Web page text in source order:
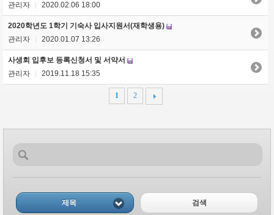
관리자
2020.02.06 18:00
2020학년도 1학기 기숙사 입사지원서(재학생용)
관리자
2020.01.07 13:26
사생회 입후보 등록신청서 및 서약서
관리자
2019.11.18 15:35
1 2
제목 검색